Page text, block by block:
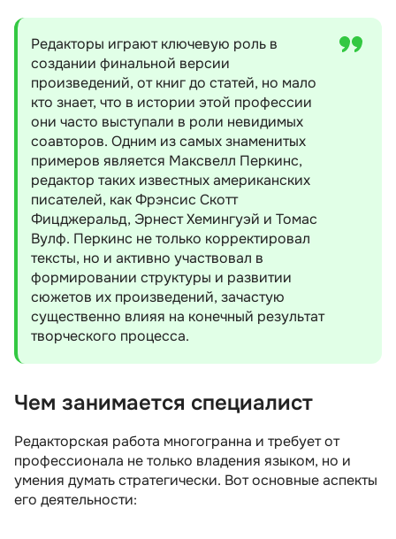
Редакторы играют ключевую роль в
создании финальной версии
произведений, от книг до статей, но мало
кто знает, что в истории этой профессии
они часто выступали в роли невидимых
соавторов. Одним из самых знаменитых
примеров является Максвелл Перкинс,
редактор таких известных американских
писателей, как Фрэнсис Скотт
Фицджеральд, Эрнест Хемингуэй и Томас
Вулф. Перкинс не только корректировал
тексты, но и активно участвовал в
формировании структуры и развитии
сюжетов их произведений, зачастую
существенно влияя на конечный результат
творческого процесса.
Чем занимается специалист
Редакторская работа многогранна и требует от
профессионала не только владения языком, но и
умения думать стратегически. Вот основные аспекты
его деятельности: